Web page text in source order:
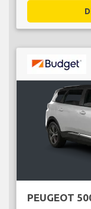
PEUGEOT